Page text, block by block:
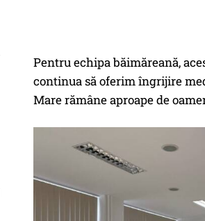
Pentru echipa băimăreană,
continua să oferim îngrijire
Mare rămâne aproape de